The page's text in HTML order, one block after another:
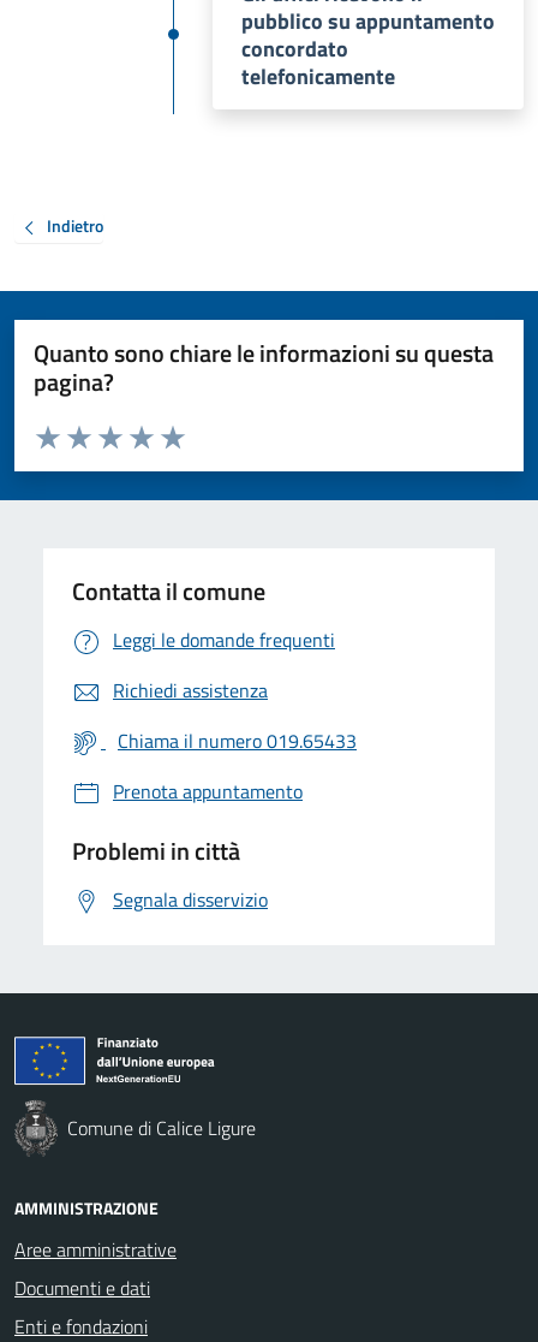
pubblico su appuntamento
concordato
telefonicamente
Indietro
Quanto sono chiare le informazioni su questa
pagina?
Valuta da 1 a 5 stelle la pagina
Valuta 5 stelle su 5
Valuta 4 stelle su 5
Valuta 3 stelle su 5
Valuta 2 stelle su 5
Valuta 1 stelle su 5
Contatta il comune
Leggi le domande frequenti
Richiedi assistenza
Chiama il numero 019.65433
Prenota appuntamento
Problemi in città
Segnala disservizio
Comune di Calice Ligure
AMMINISTRAZIONE
Aree amministrative
Documenti e dati
Enti e fondazioni